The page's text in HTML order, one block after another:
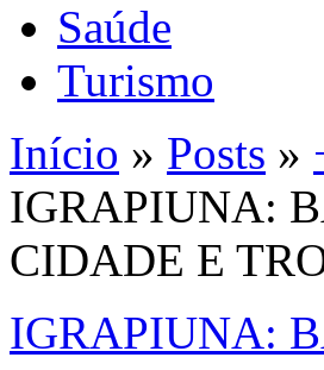
Saúde
Turismo
Início » Posts »
IGRAPIUNA:
CIDADE E
IGRAPIUNA: